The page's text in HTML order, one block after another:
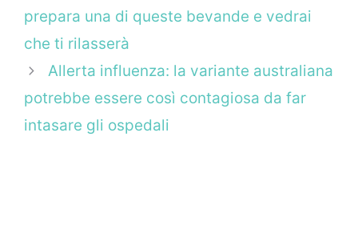
prepara una di queste bevande e vedrai
che ti rilasserà
Allerta influenza: la variante australiana
potrebbe essere così contagiosa da far
intasare gli ospedali